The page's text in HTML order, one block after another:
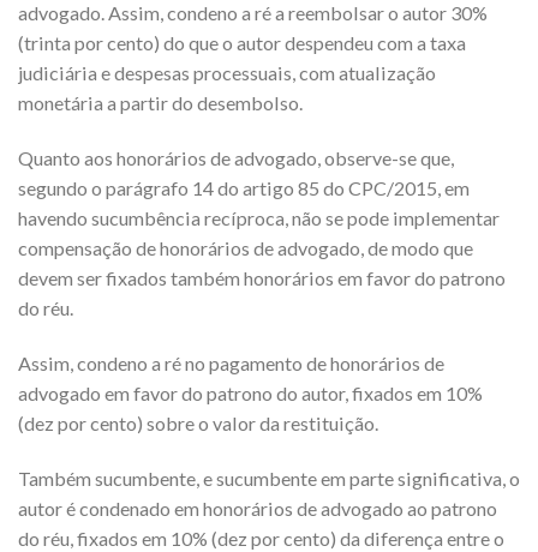
advogado. Assim, condeno a ré a reembolsar o autor 30%
(trinta por cento) do que o autor despendeu com a taxa
judiciária e despesas processuais, com atualização
monetária a partir do desembolso.
Quanto aos honorários de advogado, observe-se que,
segundo o parágrafo 14 do artigo 85 do CPC/2015, em
havendo sucumbência recíproca, não se pode implementar
compensação de honorários de advogado, de modo que
devem ser fixados também honorários em favor do patrono
do réu.
Assim, condeno a ré no pagamento de honorários de
advogado em favor do patrono do autor, fixados em 10%
(dez por cento) sobre o valor da restituição.
Também sucumbente, e sucumbente em parte significativa, o
autor é condenado em honorários de advogado ao patrono
do réu, fixados em 10% (dez por cento) da diferença entre o